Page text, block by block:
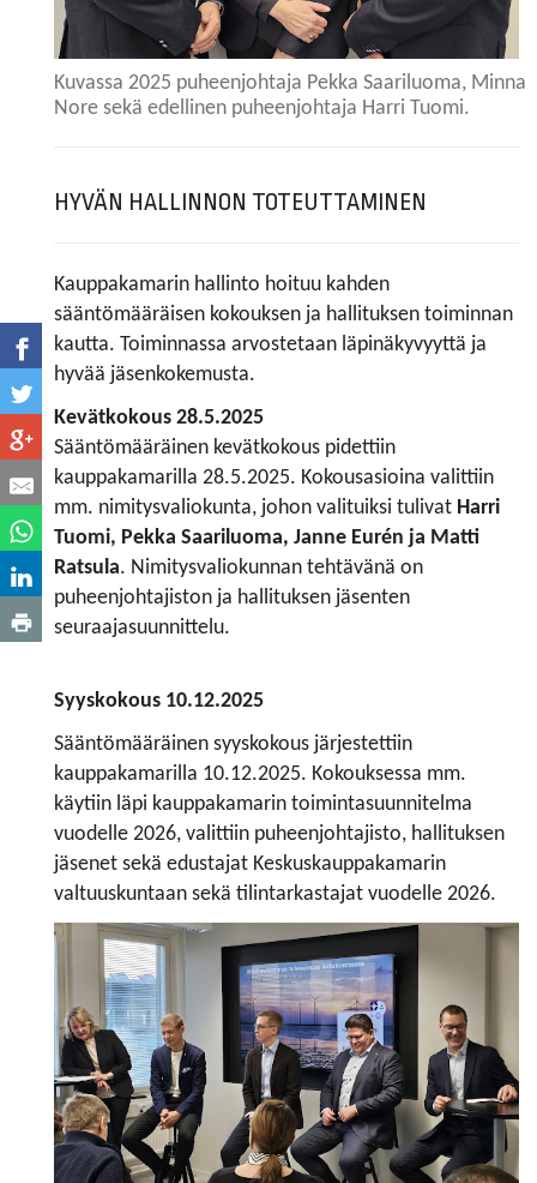
Kuvassa 2025 puheenjohtaja Pekka Saariluoma, Minna
Nore sekä edellinen puheenjohtaja Harri Tuomi.
HYVÄN HALLINNON TOTEUTTAMINEN
Kauppakamarin hallinto hoituu kahden
sääntömääräisen kokouksen ja hallituksen toiminnan
kautta. Toiminnassa arvostetaan läpinäkyvyyttä ja
hyvää jäsenkokemusta.
Kevätkokous 28.5.2025
Sääntömääräinen kevätkokous pidettiin
kauppakamarilla 28.5.2025. Kokousasioina valittiin
mm. nimitysvaliokunta, johon valituiksi tulivat Harri
Tuomi, Pekka Saariluoma, Janne Eurén ja Matti
Ratsula. Nimitysvaliokunnan tehtävänä on
puheenjohtajiston ja hallituksen jäsenten
seuraajasuunnittelu.
Syyskokous 10.12.2025
Sääntömääräinen syyskokous järjestettiin
kauppakamarilla 10.12.2025. Kokouksessa mm.
käytiin läpi kauppakamarin toimintasuunnitelma
vuodelle 2026, valittiin puheenjohtajisto, hallituksen
jäsenet sekä edustajat Keskuskauppakamarin
valtuuskuntaan sekä tilintarkastajat vuodelle 2026.